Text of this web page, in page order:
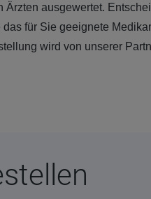
Ärzten ausgewertet.
das für Sie geeignete
wird von unserer